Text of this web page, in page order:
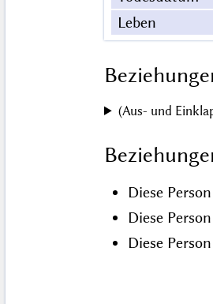
Leben
(Aus- und
Diese
Diese
Diese